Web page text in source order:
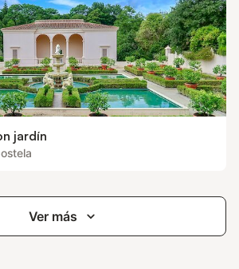
jardín
Ver más